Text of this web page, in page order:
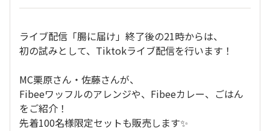
ライブ配信「腸に届け」終了後の21時からは、
初の試みとして、Tiktokライブ配信を行います！
MC栗原さん・佐藤さんが、
Fibeeワッフルのアレンジや、Fibeeカレー、ごはん
をご紹介！
先着100名様限定セットも販売します✨